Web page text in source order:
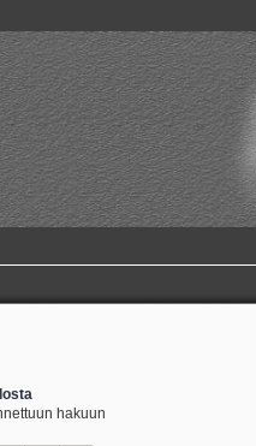
hakuun